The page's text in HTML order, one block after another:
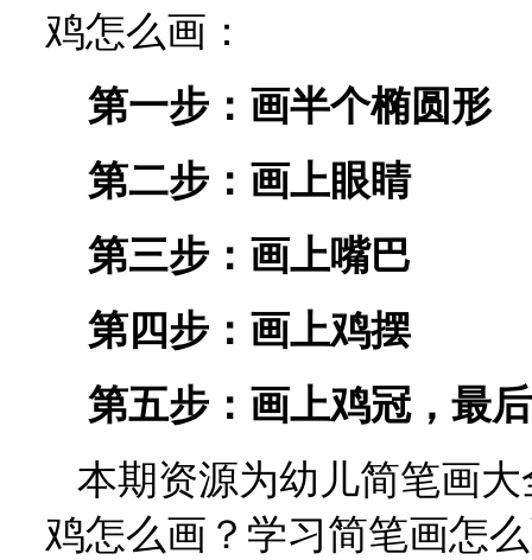
鸡怎么画：
第一步：画半个椭圆形
第二步：画上眼睛
第三步：画上嘴巴
第四步：画上鸡摆
第五步：画上鸡冠，最
本期资源为幼儿简笔画大
鸡怎么画？学习简笔画怎